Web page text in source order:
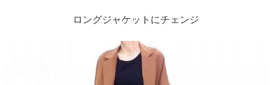
ロングジャケットにチェンジ